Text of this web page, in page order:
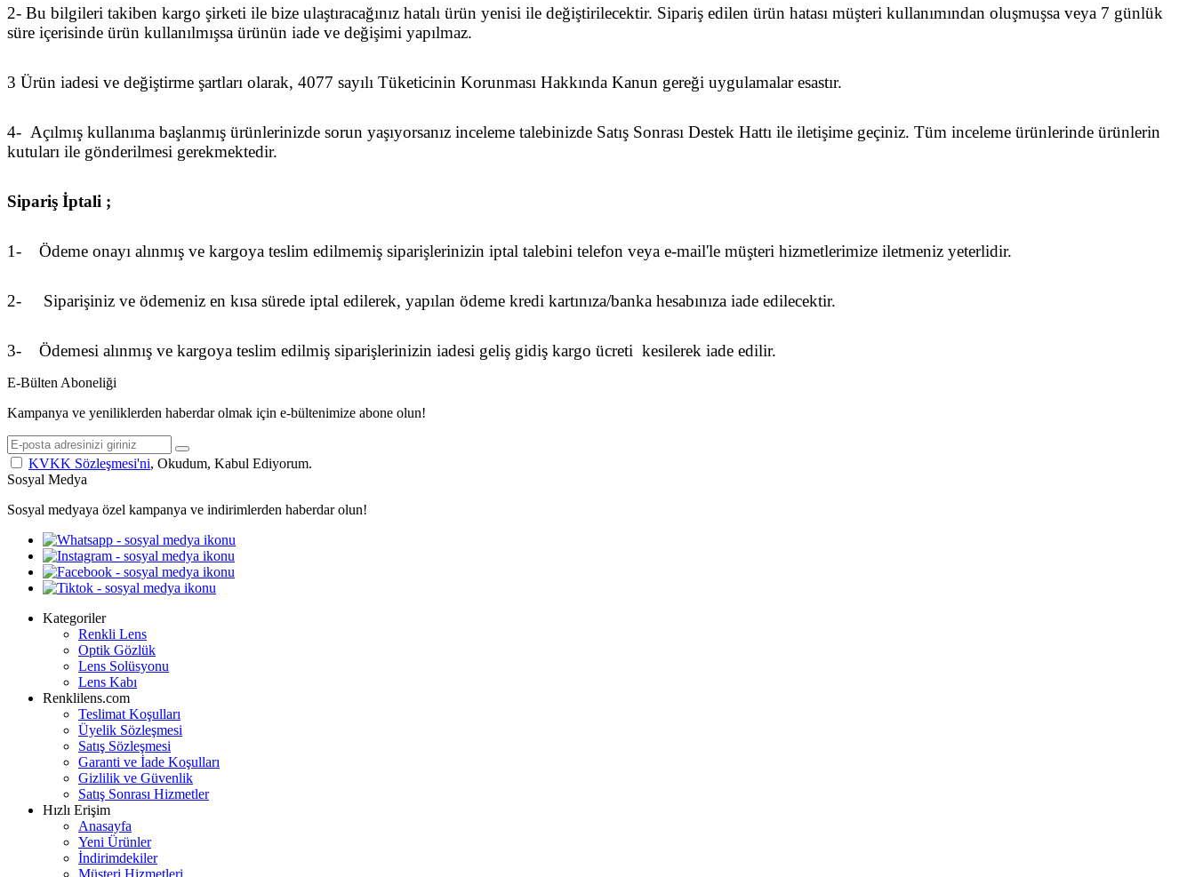
2- Bu bilgileri takiben kargo şirketi ile bize ulaştıracağınız hatalı ürün yenisi ile değiştirilecektir. Sipariş edilen ürün hatası müşteri kullanımından oluşmuşsa veya 7 günlük
süre içerisinde ürün kullanılmışsa ürünün iade ve değişimi yapılmaz.
3 Ürün iadesi ve değiştirme şartları olarak, 4077 sayılı Tüketicinin Korunması Hakkında Kanun gereği uygulamalar esastır.
4- Açılmış kullanıma başlanmış ürünlerinizde sorun yaşıyorsanız inceleme talebinizde Satış Sonrası Destek Hattı ile iletişime geçiniz. Tüm inceleme ürünlerinde ürünlerin
kutuları ile gönderilmesi gerekmektedir.
Sipariş İptali ;
1- Ödeme onayı alınmış ve kargoya teslim edilmemiş siparişlerinizin iptal talebini telefon veya e-mail'le müşteri hizmetlerimize iletmeniz yeterlidir.
2- Siparişiniz ve ödemeniz en kısa sürede iptal edilerek, yapılan ödeme kredi kartınıza/banka hesabınıza iade edilecektir.
3- Ödemesi alınmış ve kargoya teslim edilmiş siparişlerinizin iadesi geliş gidiş kargo ücreti kesilerek iade edilir.
E-Bülten Aboneliği
Kampanya ve yeniliklerden haberdar olmak için e-bültenimize abone olun!
KVKK Sözleşmesi'ni, Okudum, Kabul Ediyorum.
Sosyal Medya
Sosyal medyaya özel kampanya ve indirimlerden haberdar olun!
Kategoriler
Renkli Lens
Optik Gözlük
Lens Solüsyonu
Lens Kabı
Renklilens.com
Teslimat Koşulları
Üyelik Sözleşmesi
Satış Sözleşmesi
Garanti ve İade Koşulları
Gizlilik ve Güvenlik
Satış Sonrası Hizmetler
Hızlı Erişim
Anasayfa
Yeni Ürünler
İndirimdekiler
Müşteri Hizmetleri